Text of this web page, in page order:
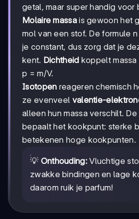
getal, maar super handig voor
Molaire massais gewoon het
mol van een stof. De formule
je constant, dus zorg dat je
kent. Dichtheid koppelt massa
p = m/V.
Isotopen reageren chemisch
ze evenveel valentie-
alleen hun massa verschilt. De
bepaalt het kookpunt: sterke
betekenen hoge kookpunten.
💡 Onthouding:Vluchtige
zwakke bindingen en lage
daarom ruik je parfum!